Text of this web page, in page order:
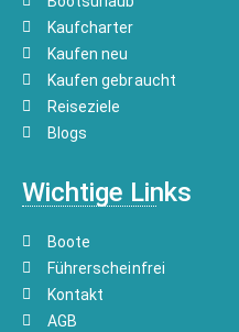
Kaufcharter
Kaufen neu
Kaufen gebraucht
Reiseziele
Blogs
Wichtige Links
Boote
Führerscheinfrei
Kontakt
AGB